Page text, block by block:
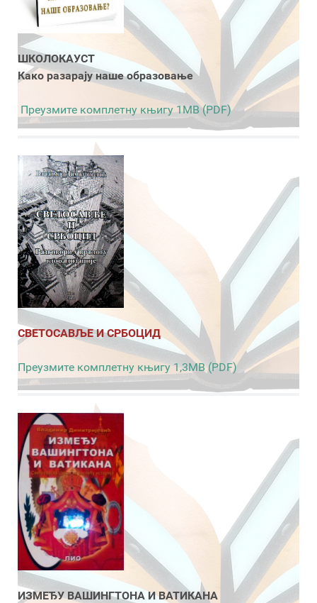
ШКОЛОКАУСТ
Како разарају наше образовање
Преузмите комплетну књигу 1MB (PDF)
СВЕТОСАВЉЕ И СРБОЦИД
Преузмите комплетну књигу 1,3MB (PDF)
ИЗМЕЂУ ВАШИНГТОНА И ВАТИКАНА